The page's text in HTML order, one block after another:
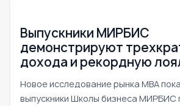
Выпускники МИРБИС
демонстрируют
дохода и рекордную
Новое исследование рынка MBA
выпускники Школы бизнеса МИРБИС